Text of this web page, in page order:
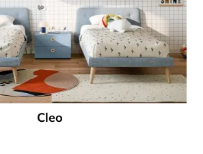
Cleo